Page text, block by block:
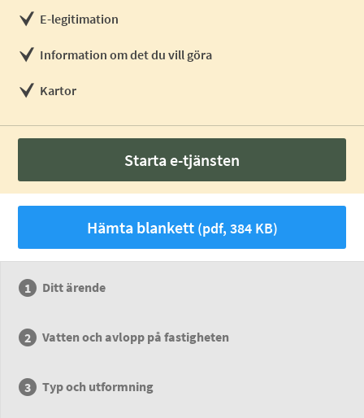
E-legitimation
Information om det du vill göra
Kartor
Starta e-tjänsten
Hämta blankett(pdf, 384 KB)
Ditt ärende
Vatten och avlopp på fastigheten
Typ och utformning